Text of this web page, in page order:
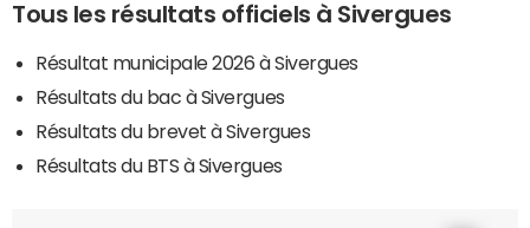
Tous les résultats officiels à Sivergues
Résultat municipale 2026 à Sivergues
Résultats du bac à Sivergues
Résultats du brevet à Sivergues
Résultats du BTS à Sivergues